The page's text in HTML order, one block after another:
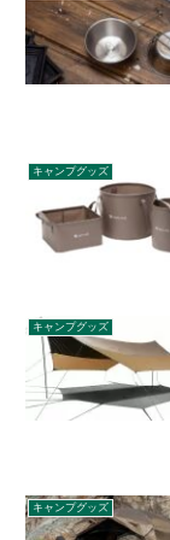
キャンプグッズ
キャンプグッズ
キャンプグッズ